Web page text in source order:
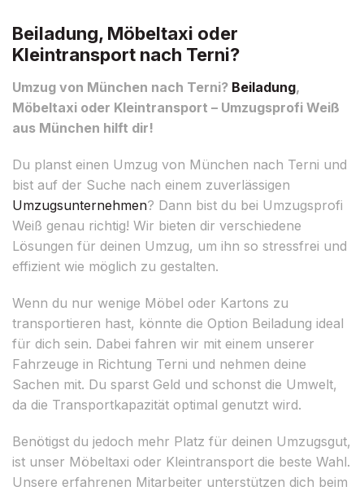
Beiladung, Möbeltaxi oder
Kleintransport nach Terni?
Umzug von München nach Terni? Beiladung,
Möbeltaxi oder Kleintransport – Umzugsprofi Weiß
aus München hilft dir!
Du planst einen Umzug von München nach Terni und
bist auf der Suche nach einem zuverlässigen
Umzugsunternehmen? Dann bist du bei Umzugsprofi
Weiß genau richtig! Wir bieten dir verschiedene
Lösungen für deinen Umzug, um ihn so stressfrei und
effizient wie möglich zu gestalten.
Wenn du nur wenige Möbel oder Kartons zu
transportieren hast, könnte die Option Beiladung ideal
für dich sein. Dabei fahren wir mit einem unserer
Fahrzeuge in Richtung Terni und nehmen deine
Sachen mit. Du sparst Geld und schonst die Umwelt,
da die Transportkapazität optimal genutzt wird.
Benötigst du jedoch mehr Platz für deinen Umzugsgut,
ist unser Möbeltaxi oder Kleintransport die beste Wahl.
Unsere erfahrenen Mitarbeiter unterstützen dich beim